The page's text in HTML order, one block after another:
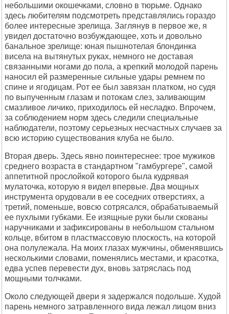
небольшими окошечками, словно в тюрьме. Однако
здесь любителям подсмотреть представлялись гораздо
более интересные зрелища. Заглянув в первое же, я
увидел достаточно возбуждающее, хоть и довольно
банальное зрелище: юная пышнотелая блондинка
висела на вытянутых руках, немного не доставая
связанными ногами до пола, а крепкий молодой парень
наносил ей размеренные сильные удары ремнем по
спине и ягодицам. Рот ее был завязан платком, но судя
по выпученным глазам и потокам слез, заливающим
смазливое личико, приходилось ей несладко. Впрочем,
за соблюдением норм здесь следили специальные
наблюдатели, поэтому серьезных несчастных случаев за
всю историю существования клуба не было.
Вторая дверь. Здесь явно поинтереснее: трое мужиков
среднего возраста в стандартном "гамбургере", самой
аппетитной прослойкой которого была кудрявая
мулаточка, которую я видел впервые. Два мощных
инструмента орудовали в ее соседних отверстиях, а
третий, поменьше, вовсю сотрясался, обрабатываемый
ее пухлыми губками. Ее изящные руки были скованы
наручниками и зафиксированы в небольшом стальном
кольце, вбитом в пластмассовую плоскость, на которой
она полулежала. На моих глазах мужчины, обменявшись
несколькими словами, поменялись местами, и красотка,
едва успев перевести дух, вновь затряслась под
мощными толчками.
Около следующей двери я задержался подольше. Худой
парень немного затравленного вида лежал лицом вниз